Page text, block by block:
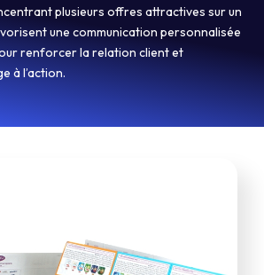
plusieurs offres attractives sur un
une communication personnalisée
renforcer la relation client et
à l’action.